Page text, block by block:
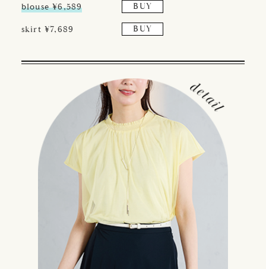
blouse ¥6,589 BUY
skirt ¥7,689 BUY